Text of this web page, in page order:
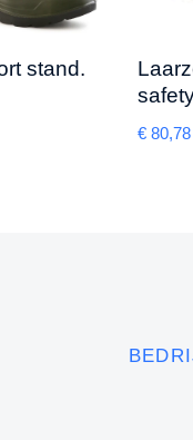
stand.
€80,78